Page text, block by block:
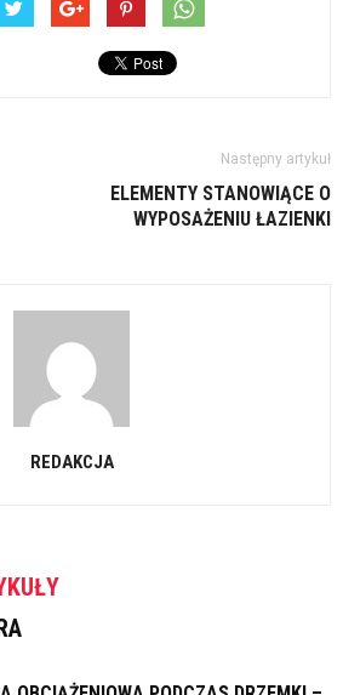
Następny artykuł
ELEMENTY STANOWIĄCE O
WYPOSAŻENIU ŁAZIENKI
REDAKCJA